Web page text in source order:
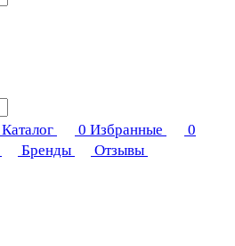
Каталог 0 Избранные
0
Бренды
Отзывы